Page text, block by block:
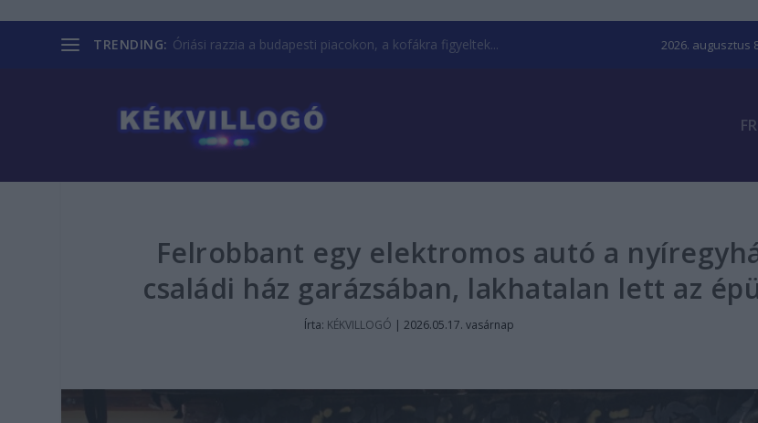
TRENDING: Óriási razzia a budapesti piacokon, a kofákra figyeltek... 2026. augusztus
Felrobbant egy elektromos autó a
családi ház garázsában, lakhatalan lett az
Írta: KÉKVILLOGÓ |2026.05.17. vasárnap